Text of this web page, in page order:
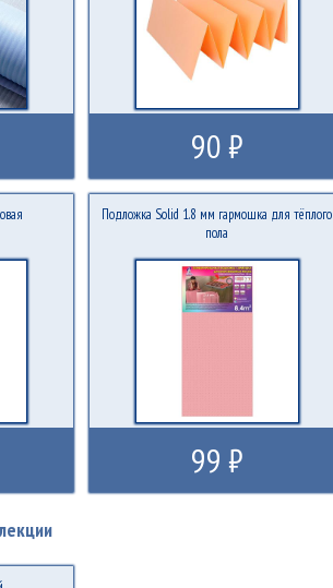
90 ₽
Подложка Solid 1.8 мм гармошка для тёплого
пола
99 ₽